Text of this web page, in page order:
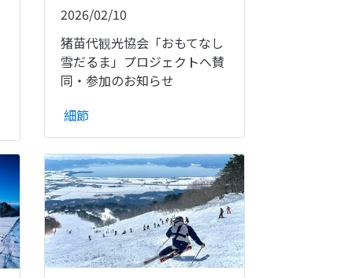
2026/02/10
猪苗代観光協会「おもてなし
雪だるま」プロジェクトへ賛
同・参加のお知らせ
細節